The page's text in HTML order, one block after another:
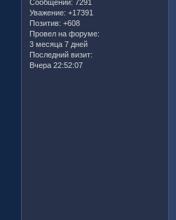
Сообщений: 7291
Уважение: +17391
Позитив: +608
Провел на форуме:
3 месяца 7 дней
Последний визит:
Вчера 22:52:07